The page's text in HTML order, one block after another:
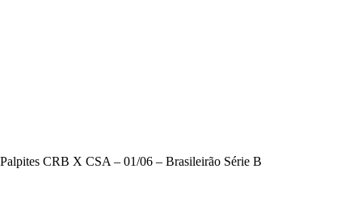
Palpites CRB X CSA – 01/06 – Brasileirão Série B